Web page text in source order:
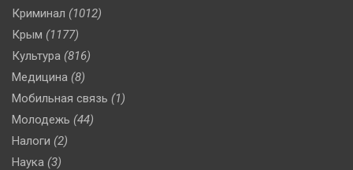
Криминал (1012)
Крым (1177)
Культура (816)
Медицина (8)
Мобильная связь (1)
Молодежь (44)
Налоги (2)
Наука (3)